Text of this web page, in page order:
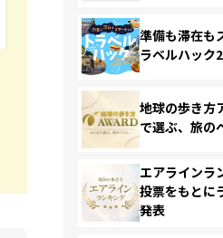
準備も滞在
ラベルハック
地球の歩き
で選ぶ、旅の
エアライン
投票をもとに
発表